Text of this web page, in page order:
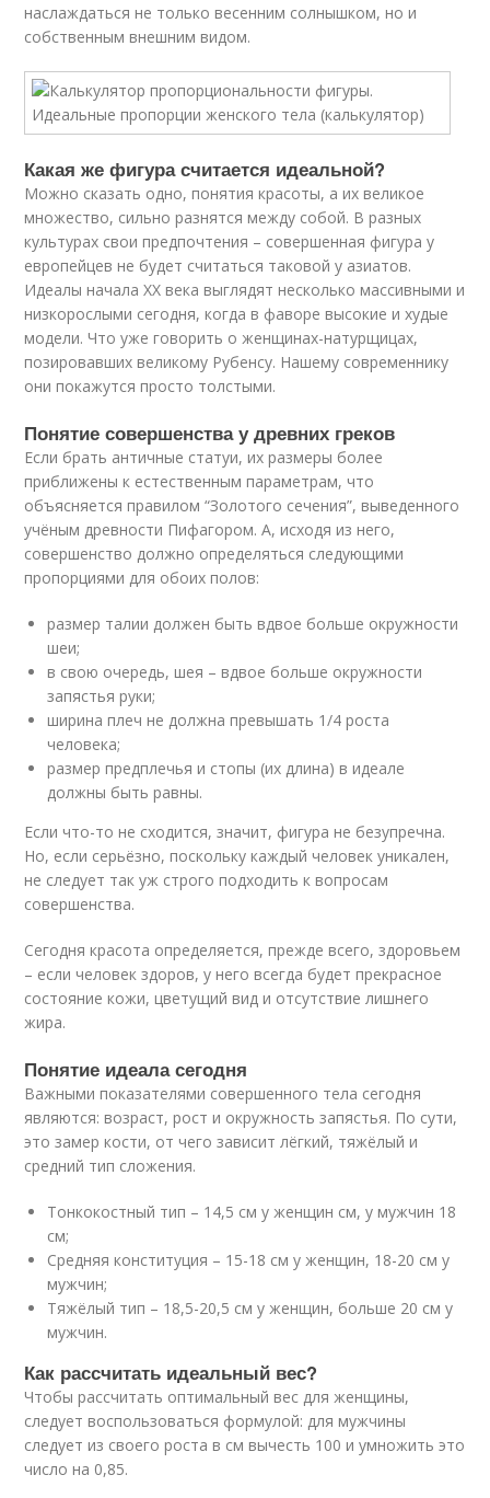
наслаждаться не только весенним солнышком, но и
собственным внешним видом.
Какая же фигура считается идеальной?
Можно сказать одно, понятия красоты, а их великое
множество, сильно разнятся между собой. В разных
культурах свои предпочтения – совершенная фигура у
европейцев не будет считаться таковой у азиатов.
Идеалы начала XX века выглядят несколько массивными и
низкорослыми сегодня, когда в фаворе высокие и худые
модели. Что уже говорить о женщинах-натурщицах,
позировавших великому Рубенсу. Нашему современнику
они покажутся просто толстыми.
Понятие совершенства у древних греков
Если брать античные статуи, их размеры более
приближены к естественным параметрам, что
объясняется правилом “Золотого сечения”, выведенного
учёным древности Пифагором. А, исходя из него,
совершенство должно определяться следующими
пропорциями для обоих полов:
размер талии должен быть вдвое больше окружности
шеи;
в свою очередь, шея – вдвое больше окружности
запястья руки;
ширина плеч не должна превышать 1/4 роста
человека;
размер предплечья и стопы (их длина) в идеале
должны быть равны.
Если что-то не сходится, значит, фигура не безупречна.
Но, если серьёзно, поскольку каждый человек уникален,
не следует так уж строго подходить к вопросам
совершенства.
Сегодня красота определяется, прежде всего, здоровьем
– если человек здоров, у него всегда будет прекрасное
состояние кожи, цветущий вид и отсутствие лишнего
жира.
Понятие идеала сегодня
Важными показателями совершенного тела сегодня
являются: возраст, рост и окружность запястья. По сути,
это замер кости, от чего зависит лёгкий, тяжёлый и
средний тип сложения.
Тонкокостный тип – 14,5 см у женщин см, у мужчин 18
см;
Средняя конституция – 15-18 см у женщин, 18-20 см у
мужчин;
Тяжёлый тип – 18,5-20,5 см у женщин, больше 20 см у
мужчин.
Как рассчитать идеальный вес?
Чтобы рассчитать оптимальный вес для женщины,
следует воспользоваться формулой: для мужчины
следует из своего роста в см вычесть 100 и умножить это
число на 0,85.